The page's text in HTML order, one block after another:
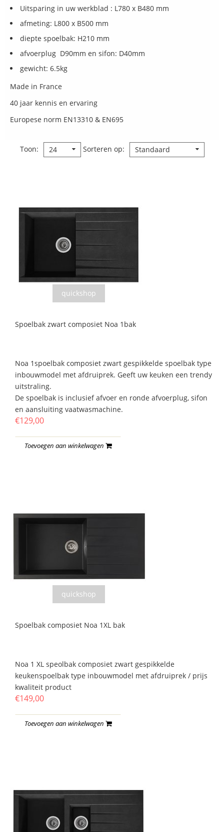
Uitsparing in uw werkblad : L780 x B480 mm
afmeting: L800 x B500 mm
diepte spoelbak: H210 mm
afvoerplug D90mm en sifon: D40mm
gewicht: 6.5kg
Made in France
40 jaar kennis en ervaring
Europese norm EN13310 & EN695
Toon 24 Sorteren op Standaard
quickshop
Spoelbak zwart composiet Noa 1bak
Noa 1spoelbak composiet zwart gespikkelde spoelbak type
inbouwmodel met afdruiprek. Geeft uw keuken een trendy
uitstraling.
De spoelbak is inclusief afvoer en ronde afvoerplug, sifon
en aansluiting vaatwasmachine.
€129,00
Toevoegen aan winkelwagen
quickshop
Spoelbak composiet Noa 1XL bak
Noa 1 XL speolbak composiet zwart gespikkelde
keukenspoelbak type inbouwmodel met afdruiprek / prijs
kwaliteit product
€149,00
Toevoegen aan winkelwagen